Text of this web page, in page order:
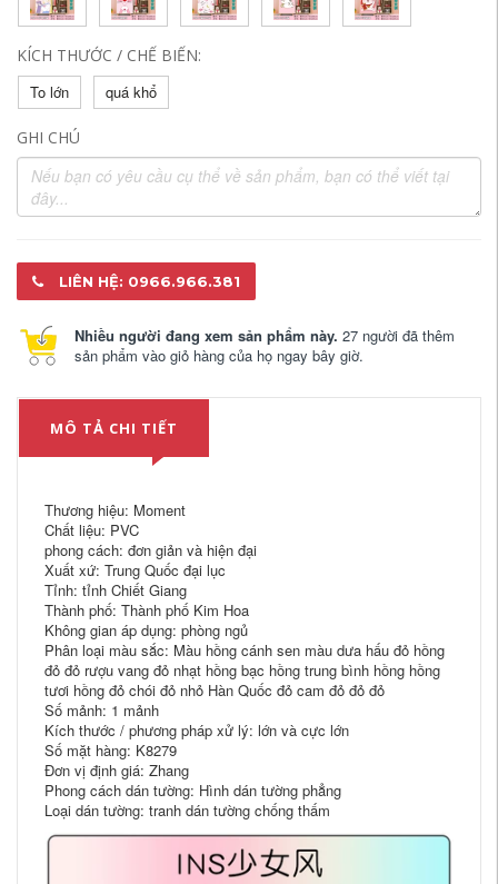
KÍCH THƯỚC / CHẾ BIẾN:
To lớn
quá khổ
GHI CHÚ
LIÊN HỆ: 0966.966.381
Nhiều người đang xem sản phẩm này. 27 người đã thêm
sản phẩm vào giỏ hàng của họ ngay bây giờ.
MÔ TẢ CHI TIẾT
Thương hiệu: Moment
Chất liệu: PVC
phong cách: đơn giản và hiện đại
Xuất xứ: Trung Quốc đại lục
Tỉnh: tỉnh Chiết Giang
Thành phố: Thành phố Kim Hoa
Không gian áp dụng: phòng ngủ
Phân loại màu sắc: Màu hồng cánh sen màu dưa hấu đỏ hồng
đỏ đỏ rượu vang đỏ nhạt hồng bạc hồng trung bình hồng hồng
tươi hồng đỏ chói đỏ nhỏ Hàn Quốc đỏ cam đỏ đỏ đỏ
Số mảnh: 1 mảnh
Kích thước / phương pháp xử lý: lớn và cực lớn
Số mặt hàng: K8279
Đơn vị định giá: Zhang
Phong cách dán tường: Hình dán tường phẳng
Loại dán tường: tranh dán tường chống thấm